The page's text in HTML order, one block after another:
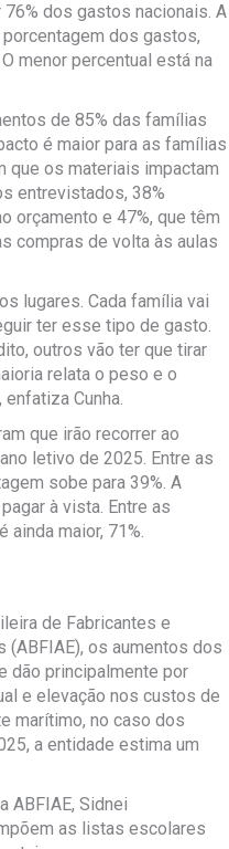
dos gastos nacionais. A
dos gastos,
menor percentual está na
de 85% das famílias
é maior para as famílias
que os materiais impactam
entrevistados, 38%
orçamento e 47%, que têm
compras de volta às aulas
lugares. Cada família vai
ter esse tipo de gasto.
outros vão ter que tirar
relata o peso e o
Cunha.
que irão recorrer ao
letivo de 2025. Entre as
sobe para 39%. A
à vista. Entre as
maior, 71%.
de Fabricantes e
(ABFIAE), os aumentos dos
dão principalmente por
e elevação nos custos de
marítimo, no caso dos
a entidade estima um
ABFIAE, Sidnei
as listas escolares